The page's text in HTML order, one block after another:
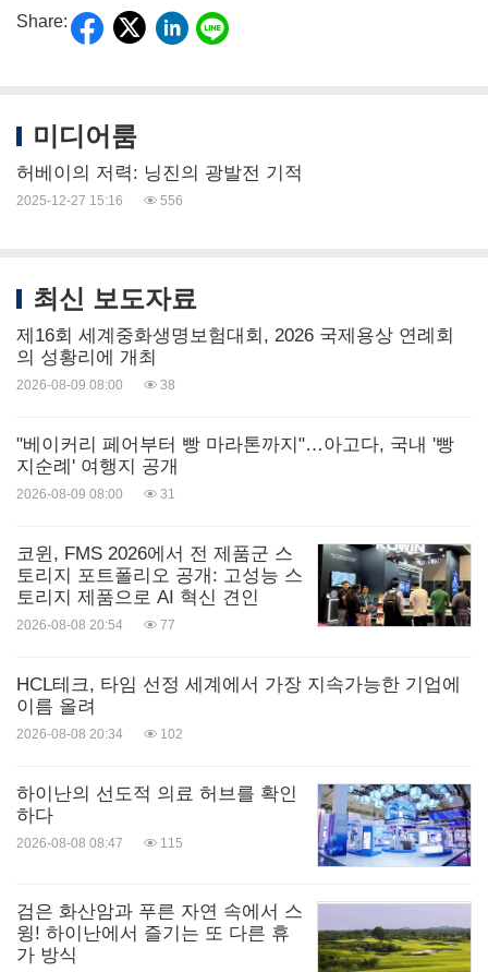
Share:
미디어룸
허베이의 저력: 닝진의 광발전 기적
2025-12-27 15:16 556
최신 보도자료
제16회 세계중화생명보험대회, 2026 국제용상 연례회
의 성황리에 개최
2026-08-09 08:00 38
"베이커리 페어부터 빵 마라톤까지"…아고다, 국내 '빵
지순례' 여행지 공개
2026-08-09 08:00 31
코윈, FMS 2026에서 전 제품군 스
토리지 포트폴리오 공개: 고성능 스
토리지 제품으로 AI 혁신 견인
2026-08-08 20:54 77
HCL테크, 타임 선정 세계에서 가장 지속가능한 기업에
이름 올려
2026-08-08 20:34 102
하이난의 선도적 의료 허브를 확인
하다
2026-08-08 08:47 115
검은 화산암과 푸른 자연 속에서 스
윙! 하이난에서 즐기는 또 다른 휴
가 방식